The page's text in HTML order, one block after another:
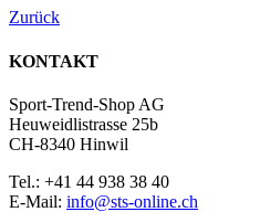
Zurück
KONTAKT
Sport-Trend-Shop AG
Heuweidlistrasse 25b
CH-8340 Hinwil
Tel.: +41 44 938 38 40
E-Mail: info@sts-online.ch